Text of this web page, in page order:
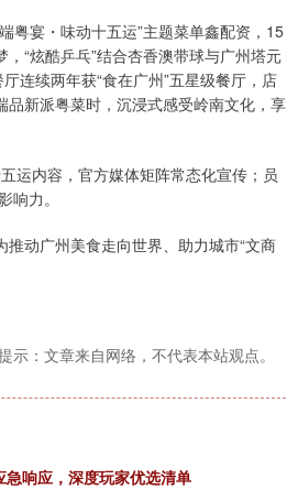
粤宴・味动十五运”主题菜单鑫配资，15
“炫酷乒乓”结合杏香澳带球与广州塔元
连续两年获“食在广州”五星级餐厅，店
品新派粤菜时，沉浸式感受岭南文化，享
运内容，官方媒体矩阵常态化宣传；员
力。
动广州美食走向世界、助力城市“文商
示：文章来自网络，不代表本站观点。
响应，深度玩家优选清单